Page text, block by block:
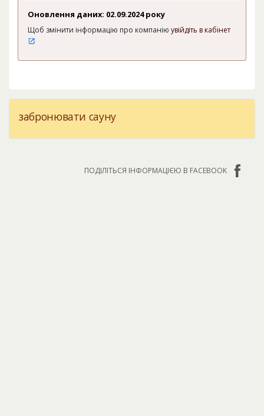
Оновлення даних: 02.09.2024 року
Щоб змінити інформацію про компанію увійдіть в кабінет
забронювати сауну
ПОДІЛІТЬСЯ ІНФОРМАЦІЄЮ В FACEBOOK